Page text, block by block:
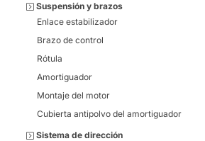
Suspensión y brazos
Enlace estabilizador
Brazo de control
Rótula
Amortiguador
Montaje del motor
Cubierta antipolvo del amortiguador
Sistema de dirección